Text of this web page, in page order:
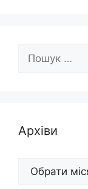
Архіви
Архіви